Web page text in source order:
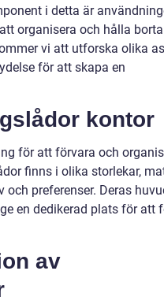
i detta är
organisera och hålla borta
vi att utforska olika
för att skapa en
kontor
för att förvara och
finns i olika storlekar,
preferenser. Deras
en dedikerad plats för att
av